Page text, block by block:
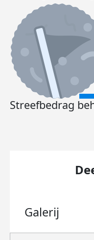
Streefbedrag
Galerij